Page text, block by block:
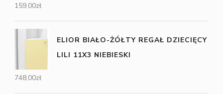
159,00zł
ELIOR BIAŁO-ŻÓŁTY REGAŁ DZIECIĘCY
LILI 11X3 NIEBIESKI
748,00zł